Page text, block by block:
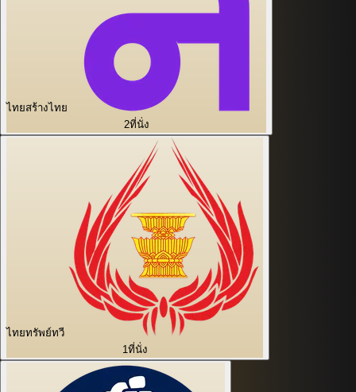
ไทยสร้างไทย
2ที่นั่ง
ไทยทรัพย์ทวี
1ที่นั่ง